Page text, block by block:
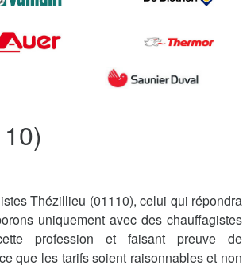
Thézillieu (01110), celui qui répondra
uniquement avec des chauffagistes
profession et faisant preuve de
que les tarifs soient raisonnables et non